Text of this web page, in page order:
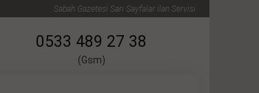
Sabah Gazetesi Sarı Sayfalar ilan Servisi
0533 489 27 38
(Gsm)